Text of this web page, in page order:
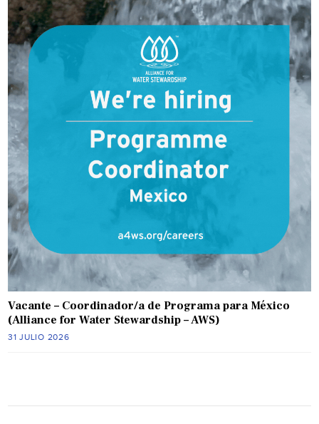
Vacante – Coordinador/a de Programa para México
(Alliance for Water Stewardship – AWS)
31 JULIO 2026